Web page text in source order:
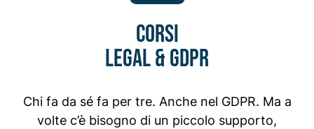
Corsi
Legal & GDPR
Chi fa da sé fa per tre. Anche nel GDPR. Ma a
volte c’è bisogno di un piccolo supporto,